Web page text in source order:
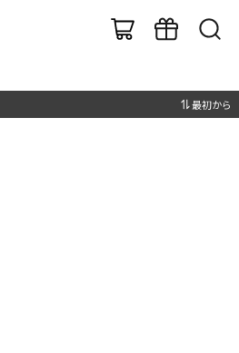
最初から